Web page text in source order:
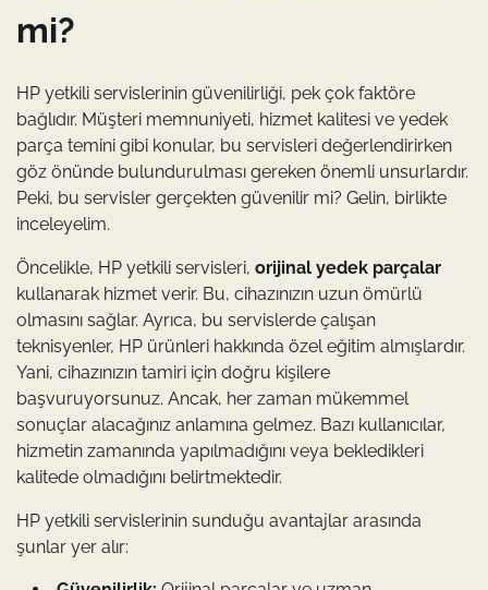
mi?
HP yetkili servislerinin güvenilirliği, pek çok faktöre
bağlıdır. Müşteri memnuniyeti, hizmet kalitesi ve yedek
parça temini gibi konular, bu servisleri değerlendirirken
göz önünde bulundurulması gereken önemli unsurlardır.
Peki, bu servisler gerçekten güvenilir mi? Gelin, birlikte
inceleyelim.
Öncelikle, HP yetkili servisleri, orijinal yedek parçalar
kullanarak hizmet verir. Bu, cihazınızın uzun ömürlü
olmasını sağlar. Ayrıca, bu servislerde çalışan
teknisyenler, HP ürünleri hakkında özel eğitim almışlardır.
Yani, cihazınızın tamiri için doğru kişilere
başvuruyorsunuz. Ancak, her zaman mükemmel
sonuçlar alacağınız anlamına gelmez. Bazı kullanıcılar,
hizmetin zamanında yapılmadığını veya bekledikleri
kalitede olmadığını belirtmektedir.
HP yetkili servislerinin sunduğu avantajlar arasında
şunlar yer alır: